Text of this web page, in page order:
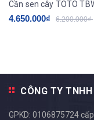
4.650.000₫ 6.200.000₫
CÔNG TY
GPKD: 0106875724